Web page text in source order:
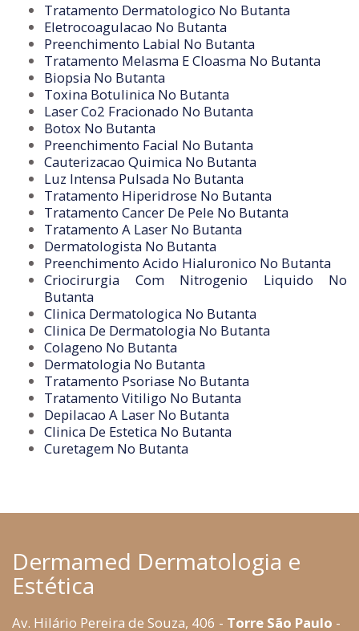
Tratamento Dermatologico No Butanta
Eletrocoagulacao No Butanta
Preenchimento Labial No Butanta
Tratamento Melasma E Cloasma No Butanta
Biopsia No Butanta
Toxina Botulinica No Butanta
Laser Co2 Fracionado No Butanta
Botox No Butanta
Preenchimento Facial No Butanta
Cauterizacao Quimica No Butanta
Luz Intensa Pulsada No Butanta
Tratamento Hiperidrose No Butanta
Tratamento Cancer De Pele No Butanta
Tratamento A Laser No Butanta
Dermatologista No Butanta
Preenchimento Acido Hialuronico No Butanta
Criocirurgia Com Nitrogenio Liquido No
Butanta
Clinica Dermatologica No Butanta
Clinica De Dermatologia No Butanta
Colageno No Butanta
Dermatologia No Butanta
Tratamento Psoriase No Butanta
Tratamento Vitiligo No Butanta
Depilacao A Laser No Butanta
Clinica De Estetica No Butanta
Curetagem No Butanta
Dermamed Dermatologia e
Estética
Av. Hilário Pereira de Souza, 406 - Torre São Paulo -